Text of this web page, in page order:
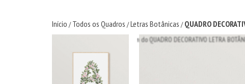
Início / Todos os Quadros /Letras Botânicas / QUADRO